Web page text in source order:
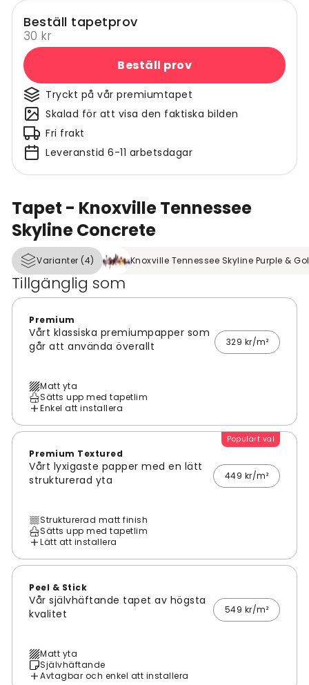
Tapet - Knoxville Tennessee
Skyline Concrete
Varianter (4) Knoxville Tennessee Skyline Purple &
Tillgänglig som
Premium
Vårt klassiska premiumpapper som
går att använda överallt
329 kr/m²
Matt yta
Sätts upp med tapetlim
Enkel att installera
Populärt val
Premium Textured
Vårt lyxigaste papper med en lätt
strukturerad yta
449 kr/m²
Strukturerad matt finish
Sätts upp med tapetlim
Lätt att installera
Peel & Stick
Vår självhäftande tapet av högsta
kvalitet
549 kr/m²
Matt yta
Självhäftande
Avtagbar och enkel att installera
Beställ tapetprov
30 kr
Beställ prov
Tryckt på vår premiumtapet
Skalad för att visa den faktiska bilden
Fri frakt
Leveranstid 6-11 arbetsdagar